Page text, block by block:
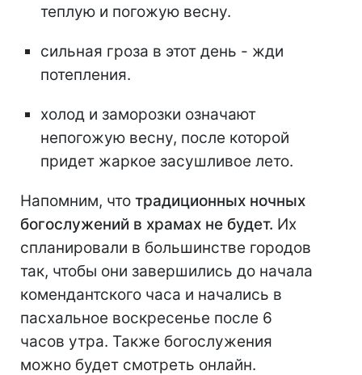
теплую и погожую весну.
сильная гроза в этот день - жди
потепления.
холод и заморозки означают
непогожую весну, после которой
придет жаркое засушливое лето.
Напомним, что традиционных ночных
богослужений в храмах не будет. Их
спланировали в большинстве городов
так, чтобы они завершились до начала
комендантского часа и начались в
пасхальное воскресенье после 6
часов утра. Также богослужения
можно будет смотреть онлайн.